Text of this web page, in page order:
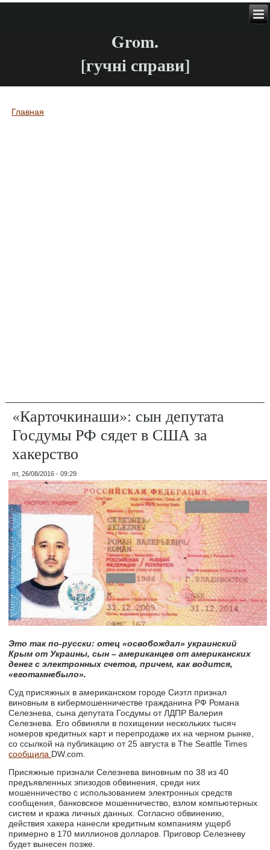
Grom.
[гучні справи]
Вы здесь
Главная
«Карточкинаши»: сын депутата
Госдумы РФ сядет в США за
хакерство
пт, 26/08/2016 - 09:29
Это так по-русски: отец «освобождал» украинский
Крым от Украины, сын – американцев от американских
денег с электронных счетов, причем, как водится,
«еготамнебыло».
Суд присяжных в американском городе Сиэтл признал
виновным в кибермошенничестве гражданина РФ Романа
Селезнева, сына депутата Госдумы от ЛДПР Валерия
Селезнева. Его обвиняли в похищении нескольких тысяч
номеров кредитных карт и перепродаже их на черном рынке,
со ссылкой на публикацию от 25 августа в The Seattle Times
сообщила DW.com.
Присяжные признали Селезнева виновным по 38 из 40
предъявленных эпизодов обвинения, среди них
мошенничество с использованием электронных средств
сообщения, банковское мошенничество, взлом компьютерных
систем и кража личных данных. Согласно обвинению,
действия хакера нанесли кредитным компаниям ущерб
примерно в 170 миллионов долларов. Приговор Селезневу
будет вынесен позже.